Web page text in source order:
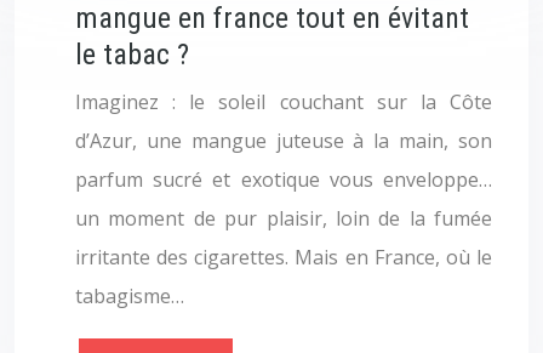
mangue en france tout en évitant
le tabac ?
Imaginez : le soleil couchant sur la Côte
d’Azur, une mangue juteuse à la main, son
parfum sucré et exotique vous enveloppe…
un moment de pur plaisir, loin de la fumée
irritante des cigarettes. Mais en France, où le
tabagisme…